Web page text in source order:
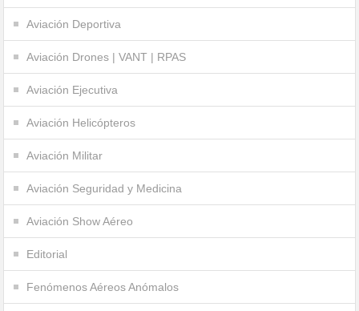
Aviación Deportiva
Aviación Drones | VANT | RPAS
Aviación Ejecutiva
Aviación Helicópteros
Aviación Militar
Aviación Seguridad y Medicina
Aviación Show Aéreo
Editorial
Fenómenos Aéreos Anómalos